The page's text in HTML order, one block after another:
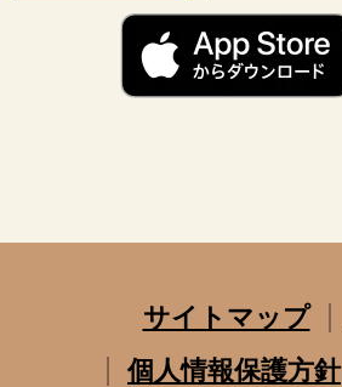
サイトマップ
個人情報保護方針